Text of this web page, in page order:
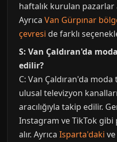
haftalık kurulan pazarlar
Ayrıca Van Gürpınar
çevresi de farklı
S: Van Çaldıran'da
edilir?
C: Van Çaldıran'da
ulusal televizyon
aracılığıyla takip edilir.
Instagram ve TikTok
alır. Ayrıca Isparta'daki ve